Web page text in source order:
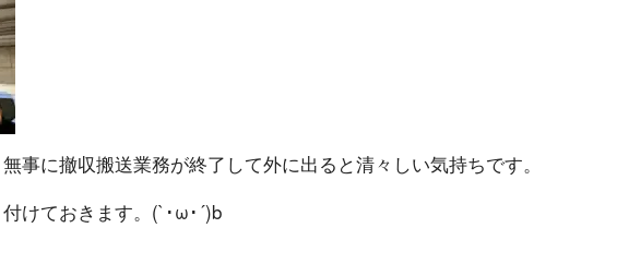
に撤収搬送業務が終了して外に出ると清々しい気持 ち で す 。
けておきます。(`･ω ･ ´ ) b